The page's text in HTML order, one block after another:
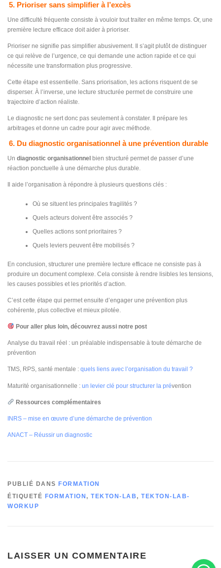
5. Prioriser sans simplifier à l’excès
Une difficulté fréquente consiste à vouloir tout traiter en même temps. Or, une
première lecture efficace doit aider à prioriser.
Prioriser ne signifie pas simplifier abusivement. Il s’agit plutôt de distinguer
ce qui relève de l’urgence, ce qui demande une action rapide et ce qui
nécessite une transformation plus progressive.
Cette étape est essentielle. Sans priorisation, les actions risquent de se
disperser. À l’inverse, une lecture structurée permet de construire une
trajectoire d’action réaliste.
Le diagnostic ne sert donc pas seulement à constater. Il prépare les
arbitrages et donne un cadre pour agir avec méthode.
6. Du diagnostic organisationnel à une prévention durable
Un diagnostic organisationnel bien structuré permet de passer d’une
réaction ponctuelle à une démarche plus durable.
Il aide l’organisation à répondre à plusieurs questions clés :
Où se situent les principales fragilités ?
Quels acteurs doivent être associés ?
Quelles actions sont prioritaires ?
Quels leviers peuvent être mobilisés ?
En conclusion, structurer une première lecture efficace ne consiste pas à
produire un document complexe. Cela consiste à rendre lisibles les tensions,
les causes possibles et les priorités d’action.
C’est cette étape qui permet ensuite d’engager une prévention plus
cohérente, plus collective et mieux pilotée.
Pour aller plus loin, découvrez aussi notre post
Analyse du travail réel : un préalable indispensable à toute démarche de
prévention
TMS, RPS, santé mentale : quels liens avec l’organisation du travail ?
Maturité organisationnelle : un levier clé pour structurer la prévention
Ressources complémentaires
INRS – mise en œuvre d’une démarche de prévention
ANACT – Réussir un diagnostic
PUBLIÉ DANS FORMATION
ÉTIQUETÉ FORMATION , TEKTON-LAB , TEKTON-LAB-
WORKUP
LAISSER UN COMMENTAIRE